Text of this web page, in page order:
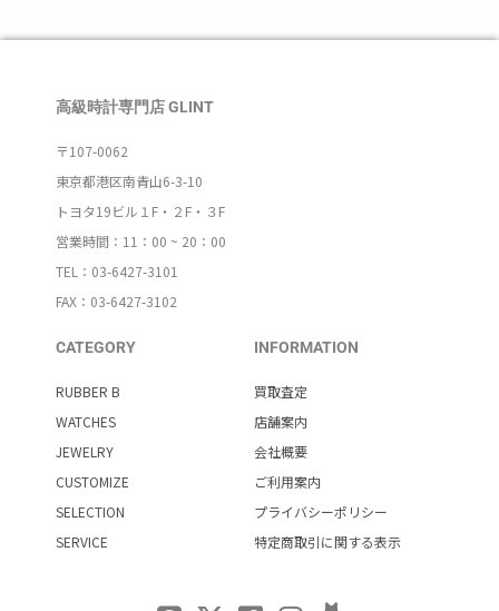
高級時計専門店 GLINT
〒107-0062
東京都港区南青山6-3-10
トヨタ19ビル１F・２F・３F
営業時間：11：00 ~ 20：00
TEL：03-6427-3101
FAX：03-6427-3102
CATEGORY
RUBBER B
WATCHES
JEWELRY
CUSTOMIZE
SELECTION
SERVICE
INFORMATION
買取査定
店舗案内
会社概要
ご利用案内
プライバシーポリシー
特定商取引に関する表示